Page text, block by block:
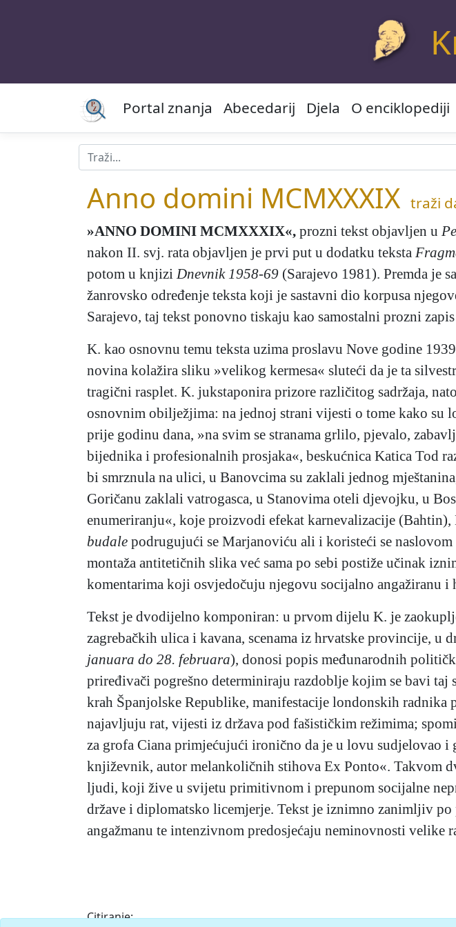
Portal znanja Abecedarij Djela O enciklopediji
Anno domini MCMXXXIX traži
»ANNO DOMINI MCMXXXIX«, prozni tekst objavljen u
nakon II. svj. rata objavljen je prvi put u dodatku teksta
potom u knjizi Dnevnik 1958-69 (Sarajevo 1981). Premda je
žanrovsko određenje teksta koji je sastavni dio korpusa
Sarajevo, taj tekst ponovno tiskaju kao samostalni prozni
K. kao osnovnu temu teksta uzima proslavu Nove godine
novina kolažira sliku »velikog kermesa« sluteći da je ta
tragični rasplet. K. jukstaponira prizore različitog sadržaja,
osnovnim obilježjima: na jednoj strani vijesti o tome kako
prije godinu dana, »na svim se stranama grlilo, pjevalo,
bijednika i profesionalnih prosjaka«, beskućnica Katica Tod
bi smrznula na ulici, u Banovcima su zaklali jednog
Goričanu zaklali vatrogasca, u Stanovima oteli djevojku, u
enumeriranju«, koje proizvodi efekat karnevalizacije
budale podrugujući se Marjanoviću ali i koristeći se
montaža antitetičnih slika već sama po sebi postiže učinak
komentarima koji osvjedočuju njegovu socijalno angažiranu i
Tekst je dvodijelno komponiran: u prvom dijelu K. je
zagrebačkih ulica i kavana, scenama iz hrvatske provincije, u
januara do 28. februara), donosi popis međunarodnih
priređivači pogrešno determiniraju razdoblje kojim se bavi
krah Španjolske Republike, manifestacije londonskih
najavljuju rat, vijesti iz država pod fašističkim režimima;
za grofa Ciana primjećujući ironično da je u lovu sudjelovao
književnik, autor melankoličnih stihova Ex Ponto«. Takvom
ljudi, koji žive u svijetu primitivnom i prepunom socijalne
države i diplomatsko licemjerje. Tekst je iznimno zanimljiv
angažmanu te intenzivnom predosjećaju neminovnosti velike
Citiranje: